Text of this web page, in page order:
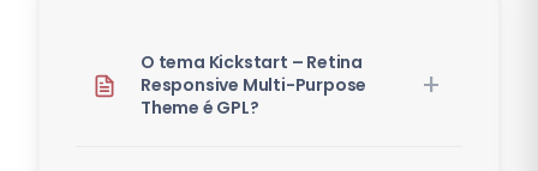
O tema Kickstart – Retina
Responsive Multi-Purpose
Theme é GPL?